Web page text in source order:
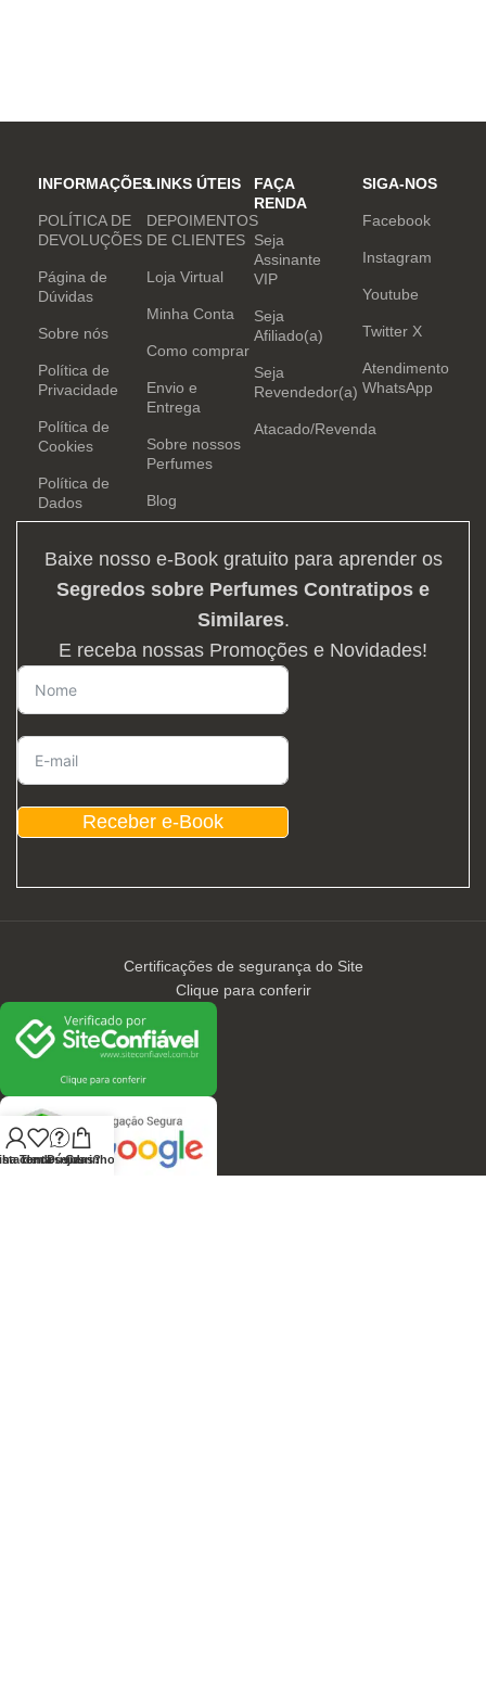
INFORMAÇÕES
POLÍTICA DE
DEVOLUÇÕES
Página de
Dúvidas
Sobre nós
Política de
Privacidade
Política de
Cookies
Política de
Dados
LINKS ÚTEIS
DEPOIMENTOS
DE CLIENTES
Loja Virtual
Minha Conta
Como comprar
Envio e
Entrega
Sobre nossos
Perfumes
Blog
FAÇA
RENDA
Seja
Assinante
VIP
Seja
Afiliado(a)
Seja
Revendedor(a)
Atacado/Revenda
SIGA-NOS
Facebook
Instagram
Youtube
Twitter X
Atendimento
WhatsApp
Baixe nosso e-Book gratuito para aprender os
Segredos sobre Perfumes Contratipos e
Similares.
E receba nossas Promoções e Novidades!
Receber e-Book
Certificações de segurança do Site
Clique para conferir
conta
de desejos
Tem Dúvidas?
Carrinho